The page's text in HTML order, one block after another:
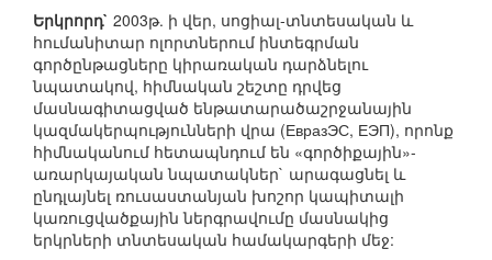
Երկրորդ` 2003թ. ի վեր, սոցիալ-տնտեսական և
հումանիտար ոլորտներում ինտեգրման
գործընթացները կիրառական դարձնելու
նպատակով, հիմնական շեշտը դրվեց
մասնագիտացված ենթատարածաշրջանային
կազմակերպությունների վրա (ЕвразЭС, ЕЭП), որոնք
հիմնականում հետապնդում են «գործիքային»-
առարկայական նպատակներ` արագացնել և
ընդլայնել ռուսաստանյան խոշոր կապիտալի
կառուցվածքային ներգրավումը մասնակից
երկրների տնտեսական համակարգերի մեջ: